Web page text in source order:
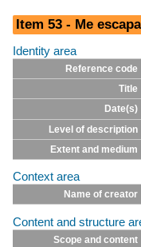
Item 53 - Me
Identity area
Reference code
Title
Date(s)
Level of description
Extent and medium
Context area
Name of creator
Content and structure
Scope and content